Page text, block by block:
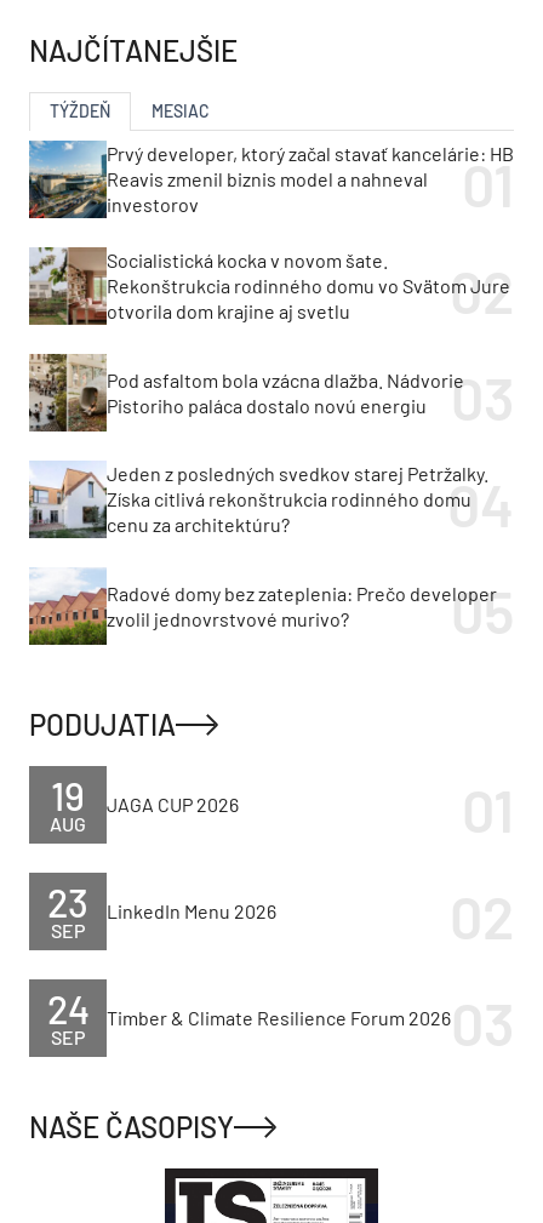
NAJČÍTANEJŠIE
TÝŽDEŇ MESIAC
Prvý developer, ktorý začal stavať kancelárie: HB
Reavis zmenil biznis model a nahneval
investorov
Socialistická kocka v novom šate.
Rekonštrukcia rodinného domu vo Svätom Jure
otvorila dom krajine aj svetlu
Pod asfaltom bola vzácna dlažba. Nádvorie
Pistoriho paláca dostalo novú energiu
Jeden z posledných svedkov starej Petržalky.
Získa citlivá rekonštrukcia rodinného domu
cenu za architektúru?
Radové domy bez zateplenia: Prečo developer
zvolil jednovrstvové murivo?
PODUJATIA
AUG
19 JAGA CUP 2026
SEP
23 LinkedIn Menu 2026
SEP
24 Timber & Climate Resilience Forum 2026
NAŠE ČASOPISY